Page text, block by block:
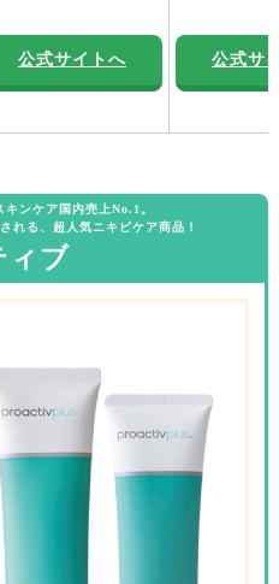
公式サイトへ 公式サ
ンケア国内売上No.1。
れる、超人気ニキビケア商品！
ィブ